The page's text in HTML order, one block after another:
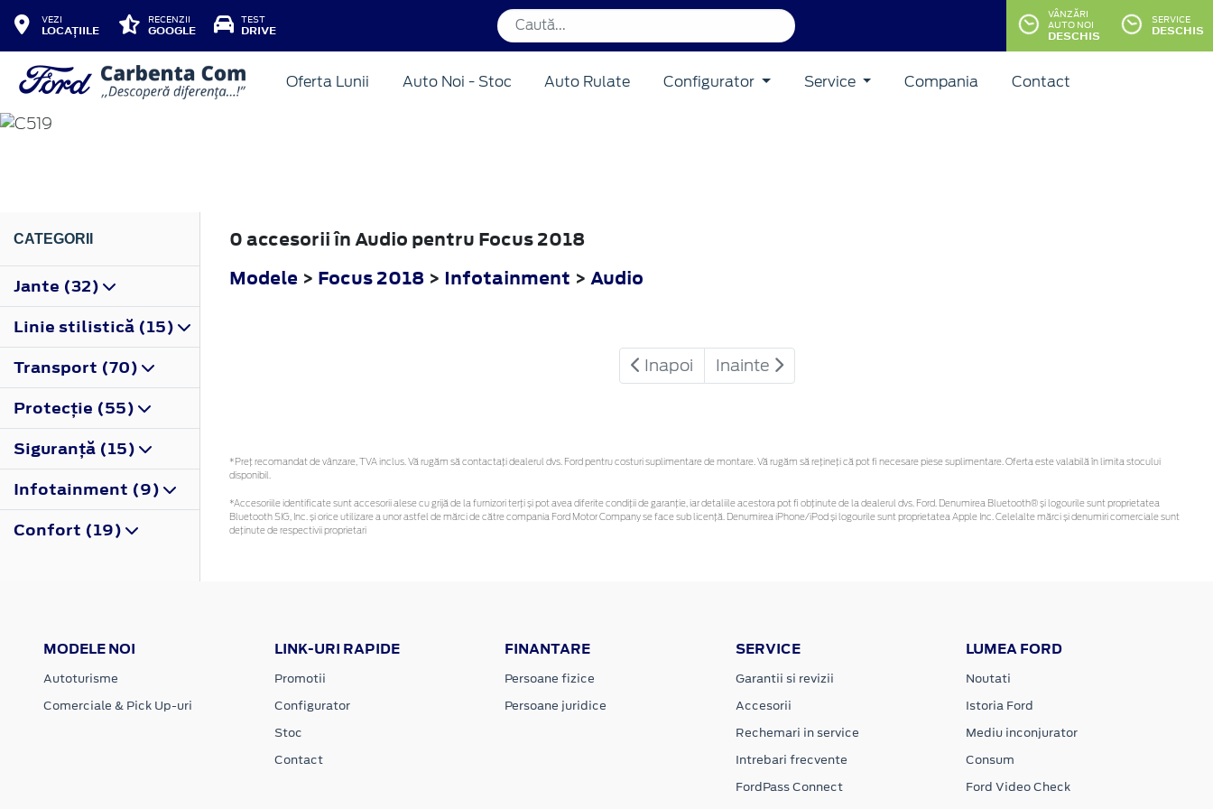
VEZI
LOCAȚIILE
RECENZII
GOOGLE
TEST
DRIVE
VÂNZĂRI
AUTO NOI
DESCHIS
SERVICE
DESCHIS
Oferta Lunii Auto Noi - Stoc Auto Rulate Configurator Service Compania Contact
FOCUS
CATEGORII
Jante (32)
Linie stilistică (15)
Transport (70)
Protecţie (55)
Siguranţă (15)
Infotainment (9)
Confort (19)
0 accesorii în Audio pentru Focus 2018
Modele > Focus 2018 > Infotainment > Audio
Inapoi Inainte
*Preţ recomandat de vânzare, TVA inclus. Vă rugăm să contactaţi dealerul dvs. Ford pentru costuri suplimentare de montare. Vă rugăm să rețineți că pot fi necesare piese suplimentare. Oferta este valabilă în limita stocului
disponibil.
*Accesoriile identificate sunt accesorii alese cu grijă de la furnizori terți și pot avea diferite condiții de garanție, iar detaliile acestora pot fi obținute de la dealerul dvs. Ford. Denumirea Bluetooth® și logourile sunt proprietatea
Bluetooth SIG, Inc. și orice utilizare a unor astfel de mărci de către compania Ford Motor Company se face sub licență. Denumirea iPhone/iPod și logourile sunt proprietatea Apple Inc. Celelalte mărci și denumiri comerciale sunt
deținute de respectivii proprietari
MODELE NOI
Autoturisme
Comerciale & Pick Up-uri
LINK-URI RAPIDE
Promotii
Configurator
Stoc
Contact
FINANTARE
Persoane fizice
Persoane juridice
SERVICE
Garantii si revizii
Accesorii
Rechemari in service
Intrebari frecvente
FordPass Connect
LUMEA FORD
Noutati
Istoria Ford
Mediu inconjurator
Consum
Ford Video Check